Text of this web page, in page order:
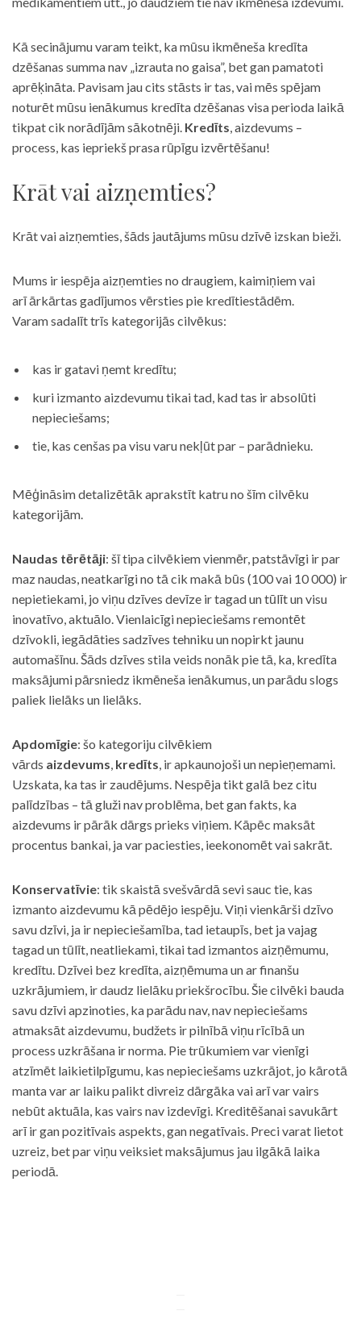
Kā secinājumu varam teikt, ka mūsu ikmēneša kredīta
dzēšanas summa nav „izrauta no gaisa”, bet gan pamatoti
aprēķināta. Pavisam jau cits stāsts ir tas, vai mēs spējam
noturēt mūsu ienākumus kredīta dzēšanas visa perioda laikā
tikpat cik norādījām sākotnēji. Kredīts, aizdevums –
process, kas iepriekš prasa rūpīgu izvērtēšanu!
Krāt vai aizņemties?
Krāt vai aizņemties, šāds jautājums mūsu dzīvē izskan bieži.
Mums ir iespēja aizņemties no draugiem, kaimiņiem vai
arī ārkārtas gadījumos vērsties pie kredītiestādēm.
Varam sadalīt trīs kategorijās cilvēkus:
kas ir gatavi ņemt kredītu;
kuri izmanto aizdevumu tikai tad, kad tas ir absolūti
nepieciešams;
tie, kas cenšas pa visu varu nekļūt par – parādnieku.
Mēģināsim detalizētāk aprakstīt katru no šīm cilvēku
kategorijām.
Naudas tērētāji: šī tipa cilvēkiem vienmēr, patstāvīgi ir par
maz naudas, neatkarīgi no tā cik makā būs (100 vai 10 000) ir
nepietiekami, jo viņu dzīves devīze ir tagad un tūlīt un visu
inovatīvo, aktuālo. Vienlaicīgi nepieciešams remontēt
dzīvokli, iegādāties sadzīves tehniku un nopirkt jaunu
automašīnu. Šāds dzīves stila veids nonāk pie tā, ka, kredīta
maksājumi pārsniedz ikmēneša ienākumus, un parādu slogs
paliek lielāks un lielāks.
Apdomīgie: šo kategoriju cilvēkiem
vārds aizdevums, kredīts, ir apkaunojoši un nepieņemami.
Uzskata, ka tas ir zaudējums. Nespēja tikt galā bez citu
palīdzības – tā gluži nav problēma, bet gan fakts, ka
aizdevums ir pārāk dārgs prieks viņiem. Kāpēc maksāt
procentus bankai, ja var paciesties, ieekonomēt vai sakrāt.
Konservatīvie: tik skaistā svešvārdā sevi sauc tie, kas
izmanto aizdevumu kā pēdējo iespēju. Viņi vienkārši dzīvo
savu dzīvi, ja ir nepieciešamība, tad ietaupīs, bet ja vajag
tagad un tūlīt, neatliekami, tikai tad izmantos aizņēmumu,
kredītu. Dzīvei bez kredīta, aizņēmuma un ar finanšu
uzkrājumiem, ir daudz lielāku priekšrocību. Šie cilvēki bauda
savu dzīvi apzinoties, ka parādu nav, nav nepieciešams
atmaksāt aizdevumu, budžets ir pilnībā viņu rīcībā un
process uzkrāšana ir norma. Pie trūkumiem var vienīgi
atzīmēt laikietilpīgumu, kas nepieciešams uzkrājot, jo kārotā
manta var ar laiku palikt divreiz dārgāka vai arī var vairs
nebūt aktuāla, kas vairs nav izdevīgi. Kreditēšanai savukārt
arī ir gan pozitīvais aspekts, gan negatīvais. Preci varat lietot
uzreiz, bet par viņu veiksiet maksājumus jau ilgākā laika
periodā.